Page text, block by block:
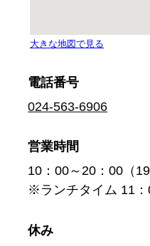
電話番号
024-563-6906
営業時間
10：00～20：00（
※ランチタイム 11
休み